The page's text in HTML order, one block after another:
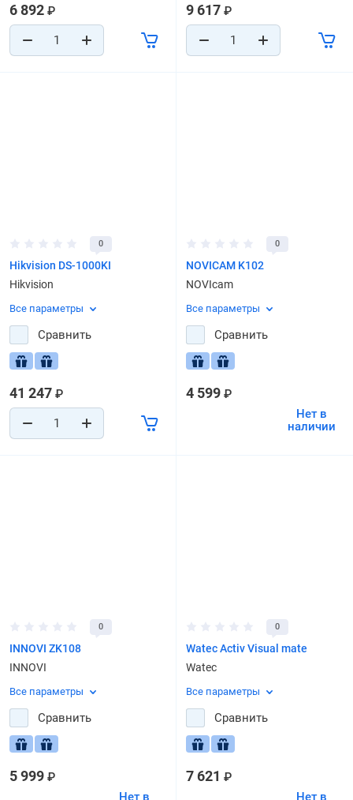
6 892 ₽ 9 617 ₽
0
Hikvision DS-1000KI
Hikvision
Все параметры
Сравнить
41 247 ₽
0
NOVICAM K102
NOVIcam
Все параметры
Сравнить
4 599 ₽
Нет в
наличии
0
INNOVI ZK108
INNOVI
Все параметры
Сравнить
5 999 ₽
Нет в
0
Watec Activ Visual mate
Watec
Все параметры
Сравнить
7 621 ₽
Нет в